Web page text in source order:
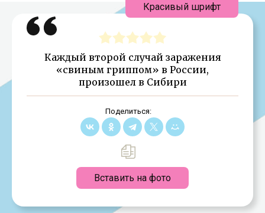
Каждый второй случай заражения
«свиным гриппом» в России,
произошел в Сибири
Поделиться:
Вставить на фото
Красивый шрифт